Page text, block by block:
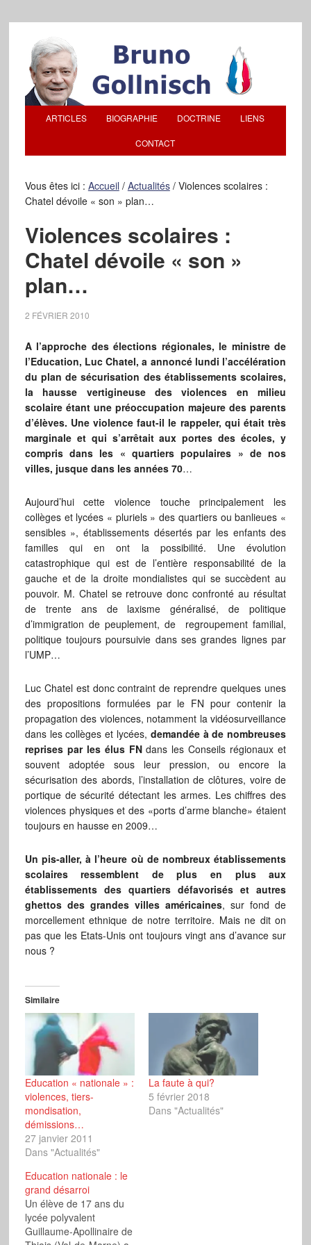
ARTICLES BIOGRAPHIE DOCTRINE LIENS
CONTACT
Vous êtes ici : Accueil / Actualités /Violences scolaires :
Chatel dévoile « son » plan…
Violences scolaires :
Chatel dévoile « son »
plan…
2 FÉVRIER 2010
A l’approche des élections régionales, le ministre de
l’Education, Luc Chatel, a annoncé lundi l’accélération
du plan de sécurisation des établissements scolaires,
la hausse vertigineuse des violences en milieu
scolaire étant une préoccupation majeure des parents
d’élèves. Une violence faut-il le rappeler, qui était très
marginale et qui s’arrêtait aux portes des écoles, y
compris dans les « quartiers populaires » de nos
villes, jusque dans les années 70…
Aujourd’hui cette violence touche principalement les
collèges et lycées « pluriels » des quartiers ou banlieues «
sensibles », établissements désertés par les enfants des
familles qui en ont la possibilité. Une évolution
catastrophique qui est de l’entière responsabilité de la
gauche et de la droite mondialistes qui se succèdent au
pouvoir. M. Chatel se retrouve donc confronté au résultat
de trente ans de laxisme généralisé, de politique
d’immigration de peuplement, de regroupement familial,
politique toujours poursuivie dans ses grandes lignes par
l’UMP…
Luc Chatel est donc contraint de reprendre quelques unes
des propositions formulées par le FN pour contenir la
propagation des violences, notamment la vidéosurveillance
dans les collèges et lycées, demandée à de nombreuses
reprises par les élus FNdans les Conseils régionaux et
souvent adoptée sous leur pression, ou encore la
sécurisation des abords, l’installation de clôtures, voire de
portique de sécurité détectant les armes. Les chiffres des
violences physiques et des «ports d’arme blanche» étaient
toujours en hausse en 2009…
Un pis-aller, à l’heure où de nombreux établissements
scolaires ressemblent de plus en plus aux
établissements des quartiers défavorisés et autres
ghettos des grandes villes américaines, sur fond de
morcellement ethnique de notre territoire. Mais ne dit on
pas que les Etats-Unis ont toujours vingt ans d’avance sur
nous ?
Similaire
Education « nationale » :
violences, tiers-
mondisation,
démissions…
27 janvier 2011
Dans "Actualités"
La faute à qui?
5 février 2018
Dans "Actualités"
Education nationale : le
grand désarroi
Un élève de 17 ans du
lycée polyvalent
Guillaume-Apollinaire de